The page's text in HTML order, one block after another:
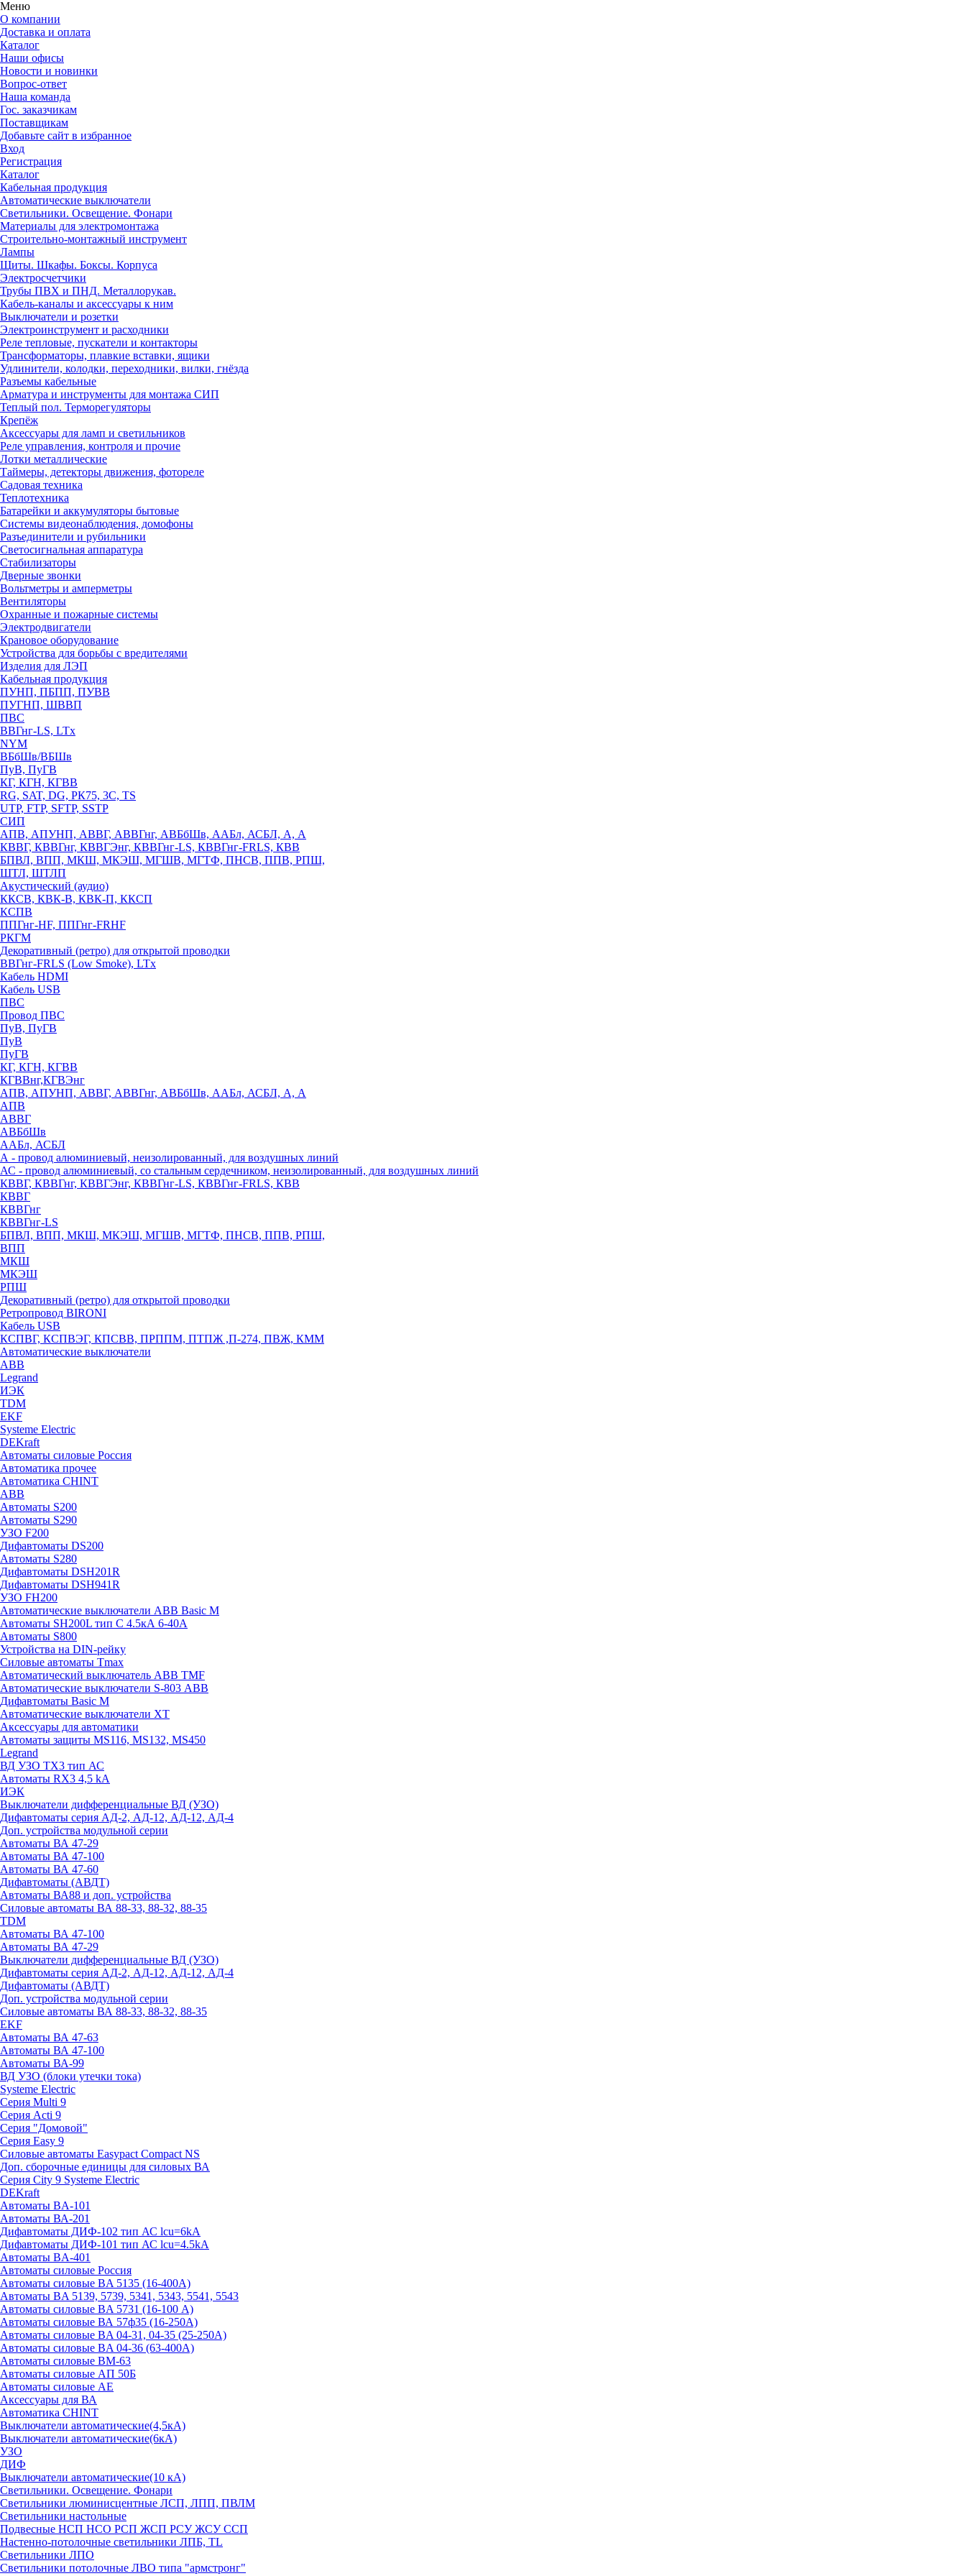
Меню
О компании
Доставка и оплата
Каталог
Наши офисы
Новости и новинки
Вопрос-ответ
Наша команда
Гос. заказчикам
Поставщикам
Добавьте сайт в избранное
Вход
Регистрация
Каталог
Кабельная продукция
Автоматические выключатели
Светильники. Освещение. Фонари
Материалы для электромонтажа
Строительно-монтажный инструмент
Лампы
Щиты. Шкафы. Боксы. Корпуса
Электросчетчики
Трубы ПВХ и ПНД. Металлорукав.
Кабель-каналы и аксессуары к ним
Выключатели и розетки
Электроинструмент и расходники
Реле тепловые, пускатели и контакторы
Трансформаторы, плавкие вставки, ящики
Удлинители, колодки, переходники, вилки, гнёзда
Разъемы кабельные
Арматура и инструменты для монтажа СИП
Теплый пол. Терморегуляторы
Крепёж
Аксессуары для ламп и светильников
Реле управления, контроля и прочие
Лотки металлические
Таймеры, детекторы движения, фотореле
Садовая техника
Теплотехника
Батарейки и аккумуляторы бытовые
Системы видеонаблюдения, домофоны
Разъединители и рубильники
Светосигнальная аппаратура
Стабилизаторы
Дверные звонки
Вольтметры и амперметры
Вентиляторы
Охранные и пожарные системы
Электродвигатели
Крановое оборудование
Устройства для борьбы с вредителями
Изделия для ЛЭП
Кабельная продукция
ПУНП, ПБПП, ПУВВ
ПУГНП, ШВВП
ПВС
ВВГнг-LS, LTx
NYM
ВБбШв/ВБШв
ПуВ, ПуГВ
КГ, КГН, КГВВ
RG, SAT, DG, РК75, 3С, TS
UTP, FTP, SFTP, SSTP
СИП
АПВ, АПУНП, АВВГ, АВВГнг, АВБбШв, ААБл, АСБЛ, А, А
КВВГ, КВВГнг, КВВГЭнг, КВВГнг-LS, КВВГнг-FRLS, КВВ
БПВЛ, ВПП, МКШ, МКЭШ, МГШВ, МГТФ, ПНСВ, ППВ, РПШ,
ШТЛ, ШТЛП
Акустический (аудио)
ККСВ, КВК-В, КВК-П, ККСП
КСПВ
ППГнг-HF, ППГнг-FRHF
РКГМ
Декоративный (ретро) для открытой проводки
ВВГнг-FRLS (Low Smoke), LTx
Кабель HDMI
Кабель USB
ПВС
Провод ПВС
ПуВ, ПуГВ
ПуВ
ПуГВ
КГ, КГН, КГВВ
КГВВнг,КГВЭнг
АПВ, АПУНП, АВВГ, АВВГнг, АВБбШв, ААБл, АСБЛ, А, А
АПВ
АВВГ
АВБбШв
ААБл, АСБЛ
А - провод алюминиевый, неизолированный, для воздушных линий
АС - провод алюминиевый, со стальным сердечником, неизолированный, для воздушных линий
КВВГ, КВВГнг, КВВГЭнг, КВВГнг-LS, КВВГнг-FRLS, КВВ
КВВГ
КВВГнг
КВВГнг-LS
БПВЛ, ВПП, МКШ, МКЭШ, МГШВ, МГТФ, ПНСВ, ППВ, РПШ,
ВПП
МКШ
МКЭШ
РПШ
Декоративный (ретро) для открытой проводки
Ретропровод BIRONI
Кабель USB
КСПВГ, КСПВЭГ, КПСВВ, ПРППМ, ПТПЖ ,П-274, ПВЖ, КММ
Автоматические выключатели
ABB
Legrand
ИЭК
TDM
EKF
Systeme Electric
DEKraft
Автоматы силовые Россия
Автоматика прочее
Автоматика CHINT
ABB
Автоматы S200
Автоматы S290
УЗО F200
Дифавтоматы DS200
Автоматы S280
Дифавтоматы DSH201R
Дифавтоматы DSH941R
УЗО FH200
Автоматические выключатели ABB Basic M
Автоматы SH200L тип С 4.5кА 6-40А
Автоматы S800
Устройства на DIN-рейку
Силовые автоматы Tmax
Автоматический выключатель ABB TMF
Автоматические выключатели S-803 АВВ
Дифавтоматы Basic M
Автоматические выключатели XT
Аксессуары для автоматики
Автоматы защиты MS116, MS132, MS450
Legrand
ВД УЗО TX3 тип АС
Автоматы RX3 4,5 kA
ИЭК
Выключатели дифференциальные ВД (УЗО)
Дифавтоматы серия АД-2, АД-12, АД-12, АД-4
Доп. устройства модульной серии
Автоматы ВА 47-29
Автоматы ВА 47-100
Автоматы ВА 47-60
Дифавтоматы (АВДТ)
Автоматы ВА88 и доп. устройства
Силовые автоматы ВА 88-33, 88-32, 88-35
TDM
Автоматы ВА 47-100
Автоматы ВА 47-29
Выключатели дифференциальные ВД (УЗО)
Дифавтоматы серия АД-2, АД-12, АД-12, АД-4
Дифавтоматы (АВДТ)
Доп. устройства модульной серии
Силовые автоматы ВА 88-33, 88-32, 88-35
EKF
Автоматы ВА 47-63
Автоматы ВА 47-100
Автоматы ВА-99
ВД УЗО (блоки утечки тока)
Systeme Electric
Серия Multi 9
Серия Acti 9
Серия "Домовой"
Серия Easy 9
Силовые автоматы Easypact Compact NS
Доп. сборочные единицы для силовых ВА
Серия City 9 Systeme Electric
DEKraft
Автоматы BA-101
Автоматы ВА-201
Дифавтоматы ДИФ-102 тип АС lcu=6kA
Дифавтоматы ДИФ-101 тип АС lcu=4.5kA
Автоматы BA-401
Автоматы силовые Россия
Автоматы силовые BA 5135 (16-400А)
Автоматы BA 5139, 5739, 5341, 5343, 5541, 5543
Автоматы силовые BA 5731 (16-100 А)
Автоматы силовые ВА 57ф35 (16-250А)
Автоматы силовые BA 04-31, 04-35 (25-250А)
Автоматы силовые BA 04-36 (63-400А)
Автоматы силовые ВМ-63
Автоматы силовые АП 50Б
Автоматы силовые АЕ
Аксессуары для ВА
Автоматика CHINT
Выключатели автоматические(4,5кА)
Выключатели автоматические(6кА)
УЗО
ДИФ
Выключатели автоматические(10 кА)
Светильники. Освещение. Фонари
Светильники люминисцентные ЛСП, ЛПП, ПВЛМ
Светильники настольные
Подвесные НСП НСО РСП ЖСП РСУ ЖСУ ССП
Настенно-потолочные светильники ЛПБ, TL
Светильники ЛПО
Светильники потолочные ЛВО типа "армстронг"